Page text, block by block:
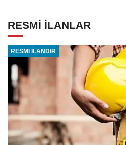
RESMİ İLANLAR
RESMİ İLANDIR